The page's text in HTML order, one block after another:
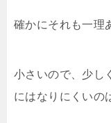
確かにそれも一理
小さいので、少し
にはなりにくいの